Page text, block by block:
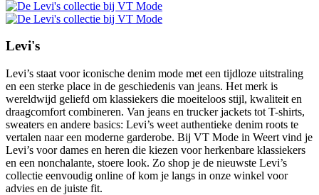
Levi's
Levi’s staat voor iconische denim mode met een tijdloze uitstraling
en een sterke place in de geschiedenis van jeans. Het merk is
wereldwijd geliefd om klassiekers die moeiteloos stijl, kwaliteit en
draagcomfort combineren. Van jeans en trucker jackets tot T-shirts,
sweaters en andere basics: Levi’s weet authentieke denim roots te
vertalen naar een moderne garderobe. Bij VT Mode in Weert vind je
Levi’s voor dames en heren die kiezen voor herkenbare klassiekers
en een nonchalante, stoere look. Zo shop je de nieuwste Levi’s
collectie eenvoudig online of kom je langs in onze winkel voor
advies en de juiste fit.